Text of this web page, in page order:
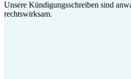
Unsere Kündigungsschreiben sind
rechtswirksam.